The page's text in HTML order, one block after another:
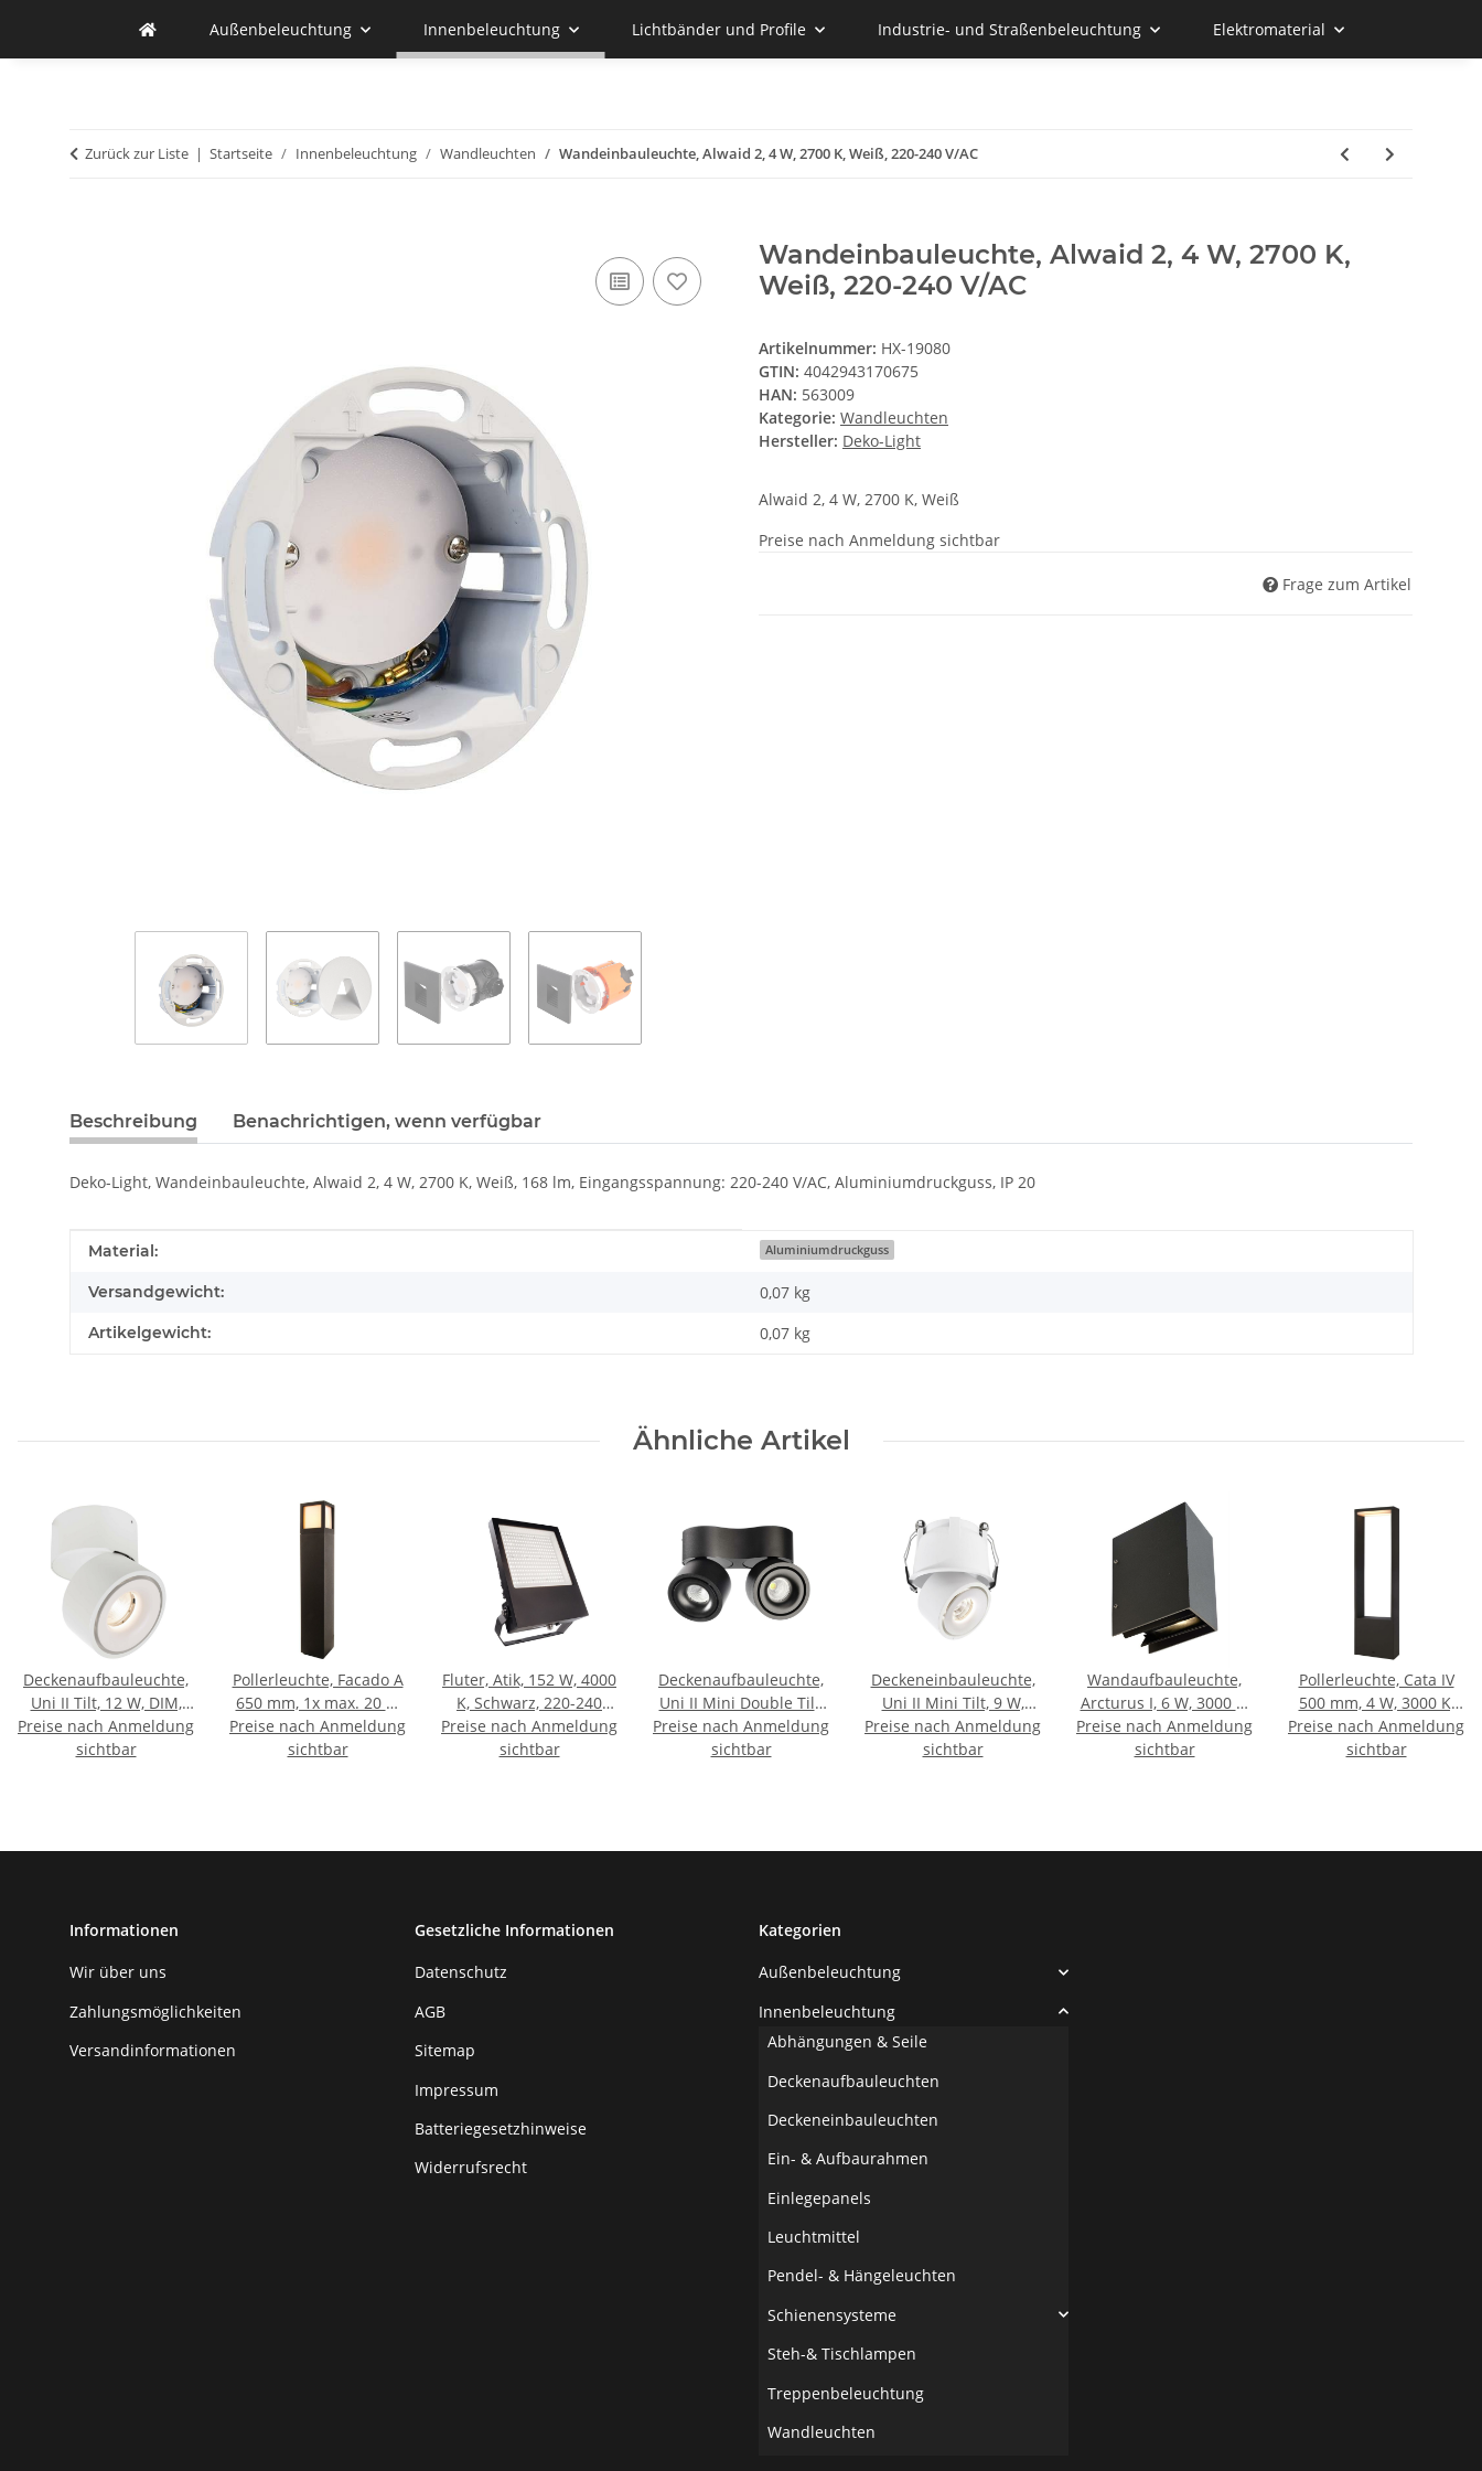
Außenbeleuchtung Innenbeleuchtung Lichtbänder und Profile Industrie- und Straßenbeleuchtung Elektromaterial
Zurück zur Liste Startseite Innenbeleuchtung Wandleuchten Wandeinbauleuchte, Alwaid 2, 4 W, 2700 K, Weiß, 220-240 V/AC
Wandeinbauleuchte, Alwaid 2, 4 W, 2700 K,
Weiß, 220-240 V/AC
Artikelnummer: HX-19080
GTIN: 4042943170675
HAN: 563009
Kategorie: Wandleuchten
Hersteller: Deko-Light
Alwaid 2, 4 W, 2700 K, Weiß
Preise nach Anmeldung sichtbar
Frage zum Artikel
Beschreibung Benachrichtigen, wenn verfügbar
Deko-Light, Wandeinbauleuchte, Alwaid 2, 4 W, 2700 K, Weiß, 168 lm, Eingangsspannung: 220-240 V/AC, Aluminiumdruckguss, IP 20
Produkteigenschaft
Wert
Material: Aluminiumdruckguss
Versandgewicht: 0,07 kg
Artikelgewicht: 0,07 kg
Ähnliche Artikel
Deckenaufbauleuchte,
Uni II Tilt, 12 W, DIM,
3000 K, Weiß, 220-240
V/AC
Preise nach Anmeldung
sichtbar
Pollerleuchte, Facado A
650 mm, 1x max. 20 W
E27, Anthrazit, 220-240
V/AC
Preise nach Anmeldung
sichtbar
Fluter, Atik, 152 W, 4000
K, Schwarz, 220-240
V/AC
Preise nach Anmeldung
sichtbar
Deckenaufbauleuchte,
Uni II Mini Double Tilt,
15 W, DIM, 3000 K,
Schwarz, 220-240 V/AC
Preise nach Anmeldung
sichtbar
Deckeneinbauleuchte,
Uni II Mini Tilt, 9 W,
3000 K, Weiß,
Stromkonstant, 18-19
Preise nach Anmeldung
sichtbar
Wandaufbauleuchte,
Arcturus I, 6 W, 3000 K,
Grau, 220-240 V/AC
Preise nach Anmeldung
sichtbar
Pollerleuchte, Cata IV
500 mm, 4 W, 3000 K,
Anthrazit, 100-240 V/AC
Preise nach Anmeldung
sichtbar
Informationen
Wir über uns
Zahlungsmöglichkeiten
Versandinformationen
Gesetzliche Informationen
Datenschutz
AGB
Sitemap
Impressum
Batteriegesetzhinweise
Widerrufsrecht
Kategorien
Außenbeleuchtung
Innenbeleuchtung
Abhängungen & Seile
Deckenaufbauleuchten
Deckeneinbauleuchten
Ein- & Aufbaurahmen
Einlegepanels
Leuchtmittel
Pendel- & Hängeleuchten
Schienensysteme
Steh-& Tischlampen
Treppenbeleuchtung
Wandleuchten